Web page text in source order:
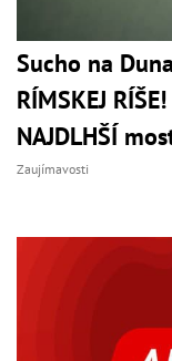
Sucho na
RÍMSKEJ
NAJDLHŠÍ
Zaujímavosti